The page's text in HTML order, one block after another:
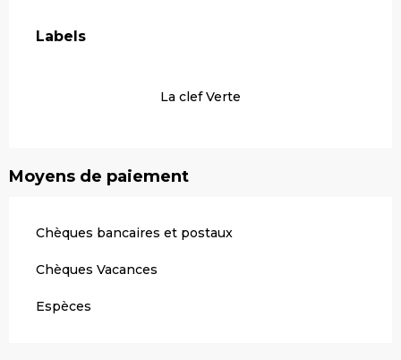
Labels
Labels
La clef Verte
Moyens de paiement
Chèques bancaires et postaux
Chèques Vacances
Espèces